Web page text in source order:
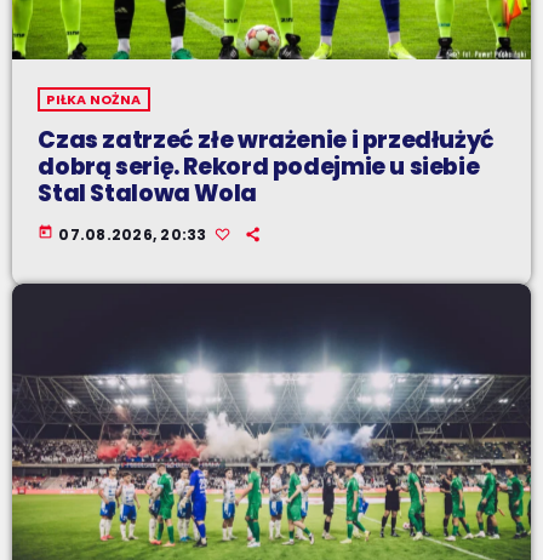
PIŁKA NOŻNA
Czas zatrzeć złe wrażenie i przedłużyć
dobrą serię. Rekord podejmie u siebie
Stal Stalowa Wola
today 07.08.2026, 20:33